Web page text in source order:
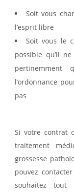
Soit vous
l’esprit libre
Soit vous le
possible qu’il
pertinemment
l’ordonnance
pas
Si votre contrat
traitement
grossesse
pouvez
souhaitez tout